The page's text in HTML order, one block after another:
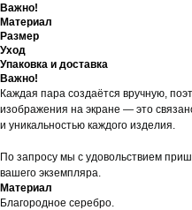
Важно!
Материал
Размер
Уход
Упаковка и доставка
Важно!
Каждая пара создаётся вручную,
изображения на экране — это
и уникальностью каждого изделия.
По запросу мы с удовольствием
вашего экземпляра.
Материал
Благородное серебро.